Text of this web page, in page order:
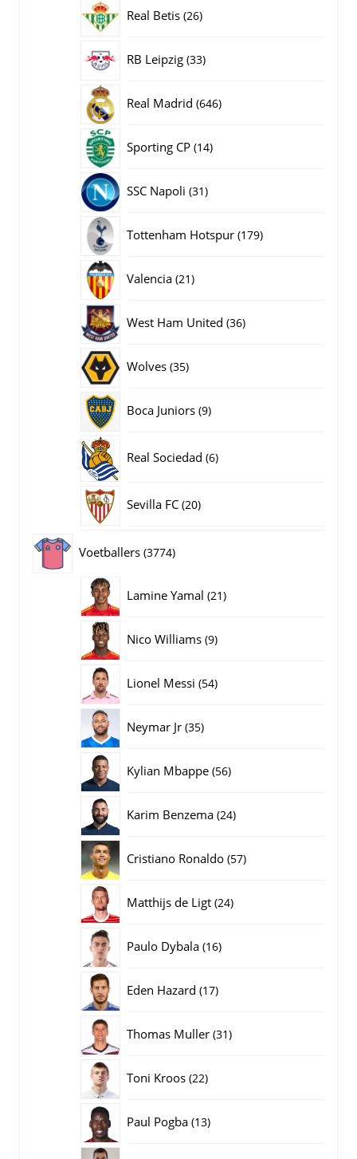
Real Betis 2626
RB Leipzig 3333
Real Madrid 646646
Sporting CP 1414
SSC Napoli 3131
Tottenham Hotspur 179179
Valencia 2121
West Ham United 3636
Wolves 3535
Boca Juniors 99
Real Sociedad 66
Sevilla FC 2020
Voetballers 37743774
Lamine Yamal 2121
Nico Williams 99
Lionel Messi 5454
Neymar Jr 3535
Kylian Mbappe 5656
Karim Benzema 2424
Cristiano Ronaldo 5757
Matthijs de Ligt 2424
Paulo Dybala 1616
Eden Hazard 1717
Thomas Muller 3131
Toni Kroos 2222
Paul Pogba 1313